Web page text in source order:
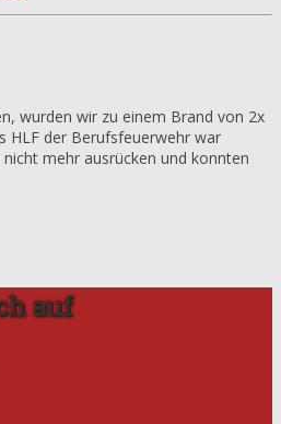
wurden wir zu einem Brand von 2x
HLF der Berufsfeuerwehr war
mehr ausrücken und konnten
auf